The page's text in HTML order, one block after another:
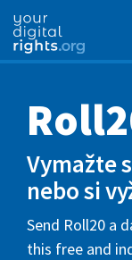
Vymažte
nebo si
Send Roll20 a
this free and